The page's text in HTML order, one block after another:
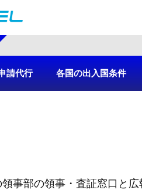
請代行 各国の出入国条件
事部の領事・査証窓口と